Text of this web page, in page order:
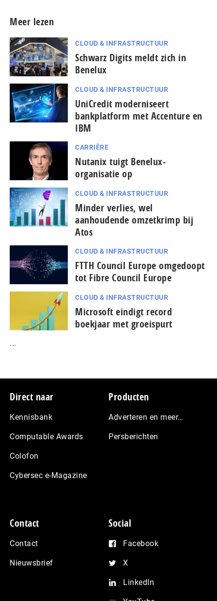
Meer lezen
CLOUD & INFRASTRUCTUUR
Schwarz Digits meldt zich in
Benelux
CLOUD & INFRASTRUCTUUR
UniCredit moderniseert
bankplatform met Accenture en
IBM
CARRIÈRE
Nutanix tuigt Benelux-
organisatie op
CLOUD & INFRASTRUCTUUR
Minder verlies, wel
aanhoudende omzetkrimp bij
Atos
CLOUD & INFRASTRUCTUUR
FTTH Council Europe omgedoopt
tot Fibre Council Europe
CLOUD & INFRASTRUCTUUR
Microsoft eindigt record
boekjaar met groeispurt
...
Footer
Direct naar
Kennisbank
Computable Awards
Colofon
Cybersec e-Magazine
Producten
Adverteren en meer…
Persberichten
Contact
Contact
Nieuwsbrief
Social
Facebook
X
LinkedIn